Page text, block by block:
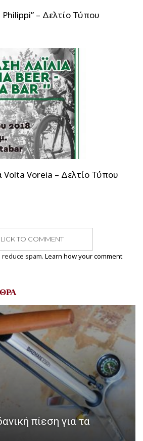
– Δελτίο Τύπου
Volta Voreia – Δελτίο Τύπου
TO COMMENT
spam. Learn how your comment
πίεση για τα